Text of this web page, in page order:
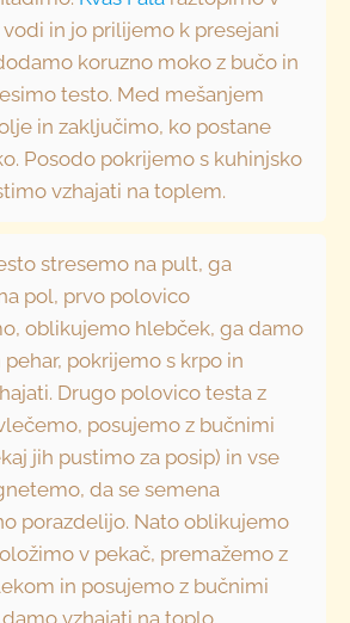
in jo prilijemo k presejani
koruzno moko z bučo in
testo. Med mešanjem
in zaključimo, ko postane
Posodo pokrijemo s kuhinjsko
vzhajati na toplem.
stresemo na pult, ga
pol, prvo polovico
oblikujemo hlebček, ga damo
pokrijemo s krpo in
Drugo polovico testa z
posujemo z bučnimi
jih pustimo za posip) in vse
da se semena
porazdelijo. Nato oblikujemo
v pekač, premažemo z
in posujemo z bučnimi
vzhajati na toplo.